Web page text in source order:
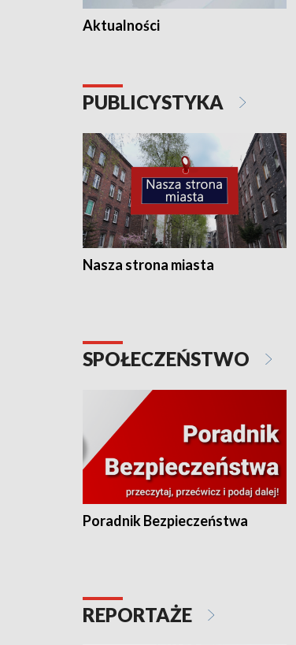
Aktualności
PUBLICYSTYKA
Nasza strona miasta
SPOŁECZEŃSTWO
Poradnik Bezpieczeństwa
REPORTAŻE